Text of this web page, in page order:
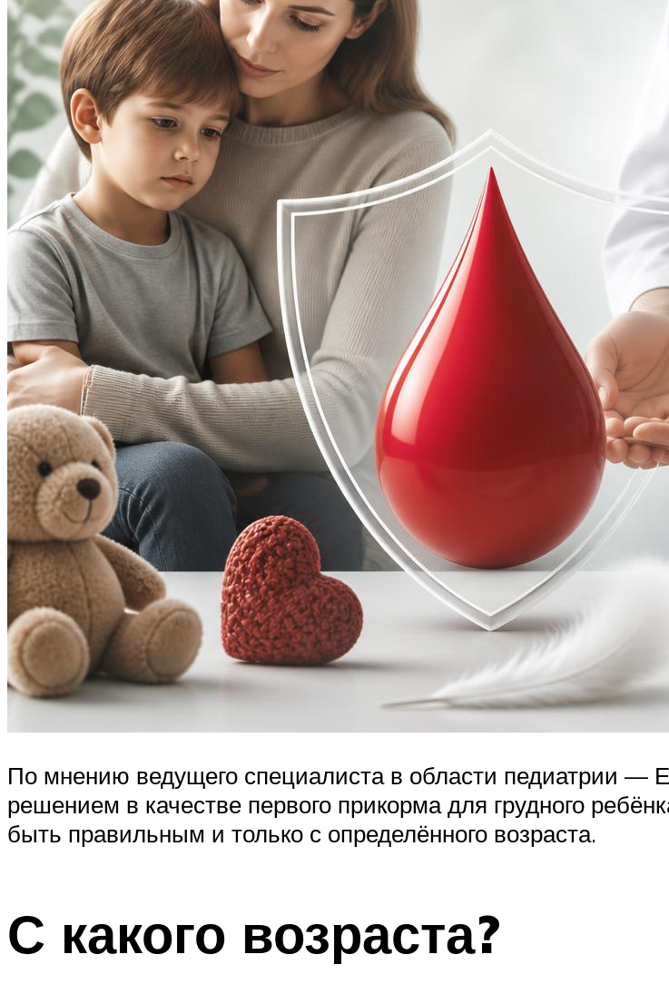
По мнению ведущего специалиста в области педиатрии —
решением в качестве первого прикорма для грудного
быть правильным и только с определённого возраста.
С какого возраста?